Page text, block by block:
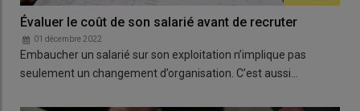
Évaluer le coût de son salarié avant de recruter
01 décembre 2022
Embaucher un salarié sur son exploitation n’implique pas
seulement un changement d’organisation. C’est aussi…